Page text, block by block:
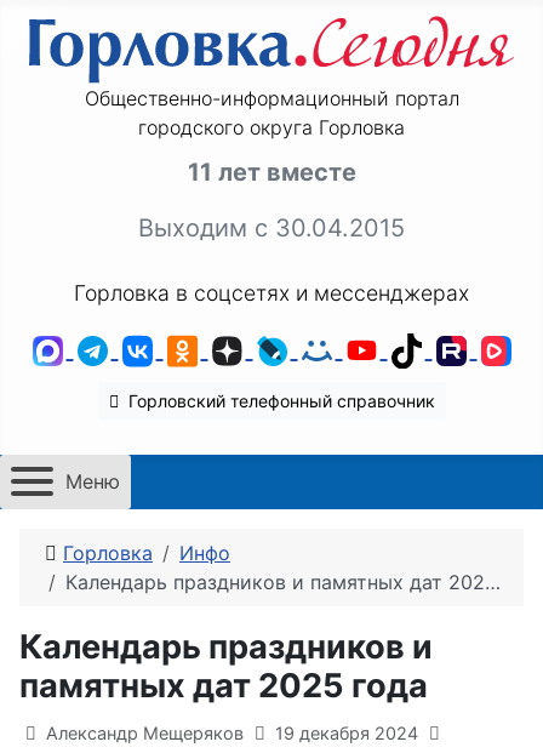
Общественно-информационный портал
городского округа Горловка
11 лет вместе
Выходим с 30.04.2015
Горловка в соцсетях и мессенджерах
MAXTelegram
ВКонтакте
Одноклассники
ДзенLiveJournal
Мой Мир
YouTube
TikTok
Горловский телефонный справочник
Меню
Горловка
Инфо
Календарь праздников и памятных дат 2025 года
Календарь праздников и
памятных дат 2025 года
Информация о материале
Александр Мещеряков
19 декабря 2024